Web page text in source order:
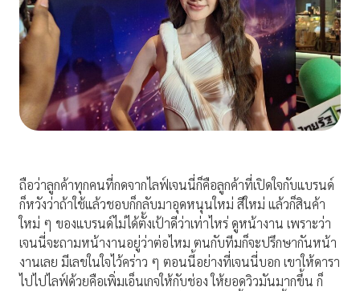
ถือว่าลูกค้าทุกคนที่กดจากไลฟ์เจนนี่ก็คือลูกค้าที่เปิดใจกับแบรนด์
ก็หวังว่าถ้าใช้แล้วชอบก็กลับมาอุดหนุนใหม่ สีใหม่ แล้วก็สินค้า
ใหม่ ๆ ของแบรนด์ไม่ได้ตั้งเป้าดีว่าเท่าไหร่ ดูหน้างาน เพราะว่า
เจนนี่จะถามหน้างานอยู่ว่าต่อไหม ตนกับทีมก็จะปรึกษากันหน้า
งานเลย มีเลขในใจไว้คร่าว ๆ ตอนนี้อย่างที่เจนนี่บอก เขาให้ดารา
ไปไปไลฟ์ด้วยคือเพิ่มเอ็นเกจให้กับช่อง ให้ยอดวิวมันมากขึ้น ก็